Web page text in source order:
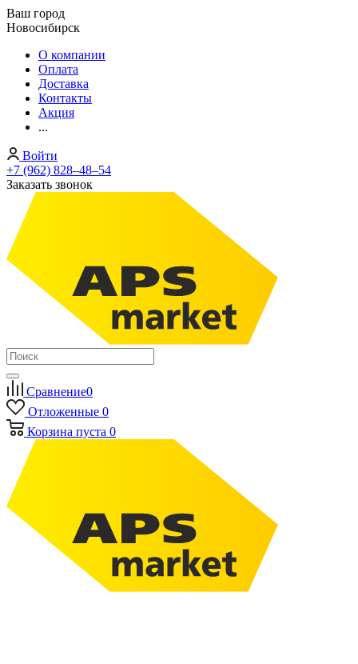
Ваш город
Новосибирск
О компании
Оплата
Доставка
Контакты
Акция
...
Войти
+7 (962) 828‒48‒54
Заказать звонок
Сравнение0
Отложенные 0
Корзина пуста 0